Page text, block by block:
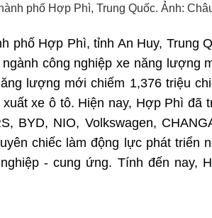
phố Hợp Phì, Trung Quốc. Ảnh:
phố Hợp Phì, tỉnh An Huy, Trung
công nghiệp xe năng lượng
lượng mới chiếm 1,376 triệu
xe ô tô. Hiện nay, Hợp Phì đã
BYD, NIO, Volkswagen,
chiếc làm động lực phát triển
- cung ứng. Tính đến nay,